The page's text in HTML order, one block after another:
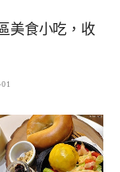
美食小吃，收